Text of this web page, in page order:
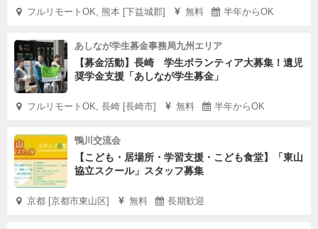
フルリモートOK, 熊本 [下益城郡] 無料 半年からOK
あしなが学生募金事務局九州エリア
【募金活動】長崎 学生ボランティア大募集！遺児
奨学金支援「あしなが学生募金」
フルリモートOK, 長崎 [長崎市] 無料 半年からOK
鴨川交流会
【こども・居場所・学習支援・こども食堂】「東山
協立スクール」スタッフ募集
京都 [京都市東山区] 無料 長期歓迎